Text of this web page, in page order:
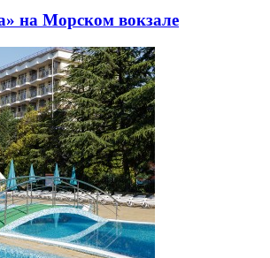
на Морском вокзале